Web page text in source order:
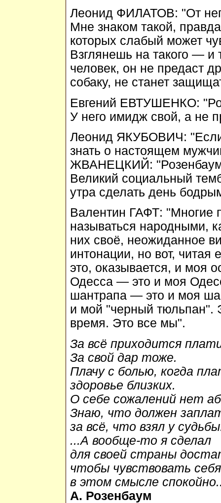
Леонид ФИЛАТОВ: "От
Мне знаком такой,
которых слабый может
Взглянешь на такого — и
человек, он не предаст
собаку, не станет
Евгений ЕВТУШЕНКО:
У него имидж свой, а не
Леонид ЯКУБОВИЧ:
знать о настоящем
ЖВАНЕЦКИЙ: "Розенбаум
Великий социальный
утра сделать день
Валентин ГАФТ: "Многие
называться народными,
них своё, неожиданное
интонации, но вот, читая
это, оказывается, и моя
Одесса — это и моя
шантрапа — это и моя
и мой "черный
время. Это все мы".
За всё приходится
За свой дар тоже.
Плачу с болью, когда
здоровье близких.
О себе сожалений нет
Знаю, что должен
за всё, что взял у
...А вообще-то я сделал
для своей страны
чтобы чувствовать себя
в этом смысле
А. Розенбаум